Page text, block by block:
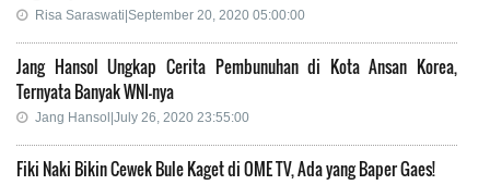
Risa Saraswati|September 20, 2020 05:00:00
Jang Hansol Ungkap Cerita Pembunuhan di Kota Ansan Korea,
Ternyata Banyak WNI-nya
Jang Hansol|July 26, 2020 23:55:00
Fiki Naki Bikin Cewek Bule Kaget di OME TV, Ada yang Baper Gaes!